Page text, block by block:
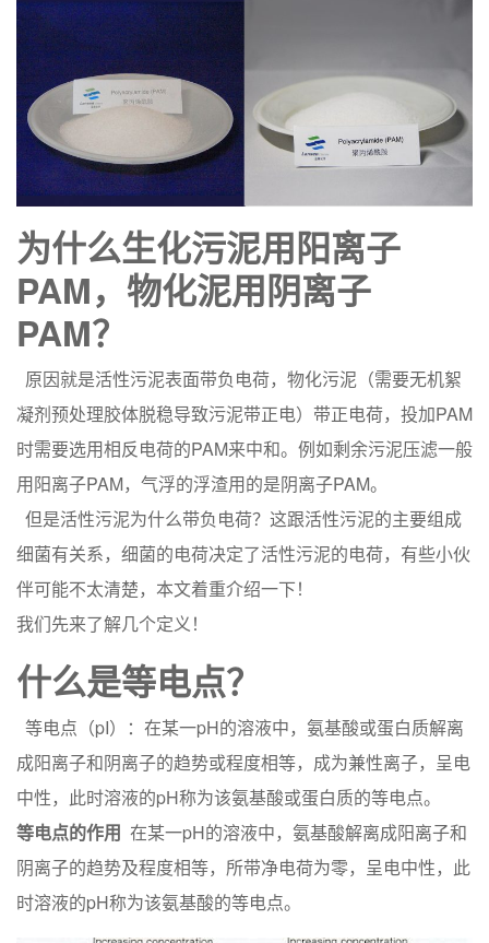
为什么生化污泥用阳离子
PAM，物化泥用阴离子
PAM？
原因就是活性污泥表面带负电荷，物化污泥（需要无机絮
凝剂预处理胶体脱稳导致污泥带正电）带正电荷，投加PAM
时需要选用相反电荷的PAM来中和。例如剩余污泥压滤一般
用阳离子PAM，气浮的浮渣用的是阴离子PAM。
但是活性污泥为什么带负电荷？这跟活性污泥的主要组成
细菌有关系，细菌的电荷决定了活性污泥的电荷，有些小伙
伴可能不太清楚，本文着重介绍一下！
我们先来了解几个定义！
什么是等电点？
等电点（pI）：在某一pH的溶液中，氨基酸或蛋白质解离
成阳离子和阴离子的趋势或程度相等，成为兼性离子，呈电
中性，此时溶液的pH称为该氨基酸或蛋白质的等电点。
等电点的作用 在某一pH的溶液中，氨基酸解离成阳离子和
阴离子的趋势及程度相等，所带净电荷为零，呈电中性，此
时溶液的pH称为该氨基酸的等电点。